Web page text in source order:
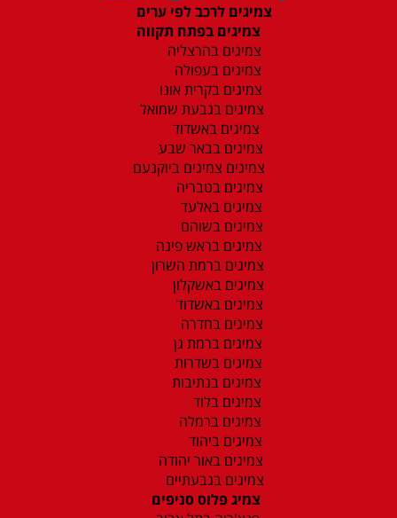
צמיגים לרכב לפי ערים
צמיגים בפתח תקווה
צמיגים בהרצליה
צמיגים בעפולה
צמיגים בקרית אונו
צמיגים בגבעת שמואל
צמיגים באשדוד
צמיגים בבאר שבע
צמיגים צמיגים ביוקנעם
צמיגים בטבריה
צמיגים באלעד
צמיגים בשוהם
צמיגים בראש פינה
צמיגים ברמת השרון
צמיגים באשקלון
צמיגים באשדוד
צמיגים בחדרה
צמיגים ברמת גן
צמיגים בשדרות
צמיגים בנתיבות
צמיגים בלוד
צמיגים ברמלה
צמיגים ביהוד
צמיגים באור יהודה
צמיגים בגבעתיים
צמיג פלוס סניפים